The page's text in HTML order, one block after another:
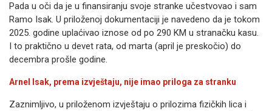
Pada u oči da je u finansiranju svoje stranke učestvovao i sam
Ramo Isak. U priloženoj dokumentaciji je navedeno da je tokom
2025. godine uplaćivao iznose od po 290 KM u stranačku kasu.
I to praktično u devet rata, od marta (april je preskočio) do
decembra prošle godine.
Arnel Isak, prema izvještaju, nije imao priloga za stranku
Zaznimljivo, u priloženom izvještaju o prilozima fizičkih lica i